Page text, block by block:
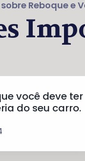
Reboque e
você deve ter
do seu carro.